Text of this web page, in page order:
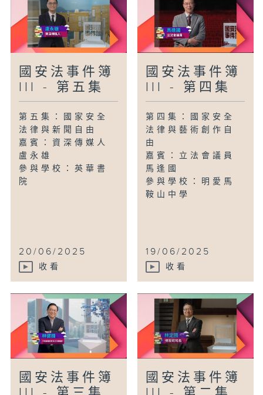
國安法事件簿
III - 第五集
第五集：國家安全
法律與新聞自由
嘉賓：資深傳媒人
盧永雄
參與學校：英華書
院
20/06/2025
收看
國安法事件簿
III - 第四集
第四集：國家安全
法律與藝術創作自
由
嘉賓：立法會議員
馬逢國
參與學校：明愛馬
鞍山中學
19/06/2025
收看
國安法事件簿
國安法事件簿